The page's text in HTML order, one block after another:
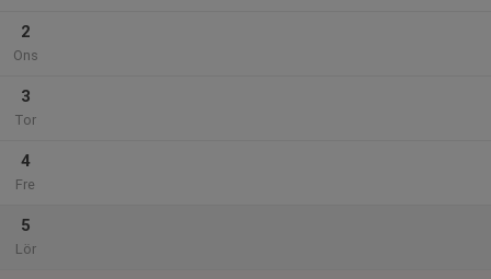
2
Ons
3
Tor
4
Fre
5
Lör